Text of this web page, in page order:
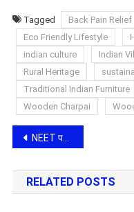
Tagged Back Pain Relief
Eco Friendly Lifestyle
indian culture
Indian
Rural Heritage
Traditional Indian Furniture
Wooden Charpai
Post
navigation
NEET परीक्षा में ड्रेस कोड पर बवाल: बुर्का पहनने को लेकर छात्रा को केंद्र पर रोका, प्रशासन के दखल के बाद मिली एंट्री
RELATED POSTS